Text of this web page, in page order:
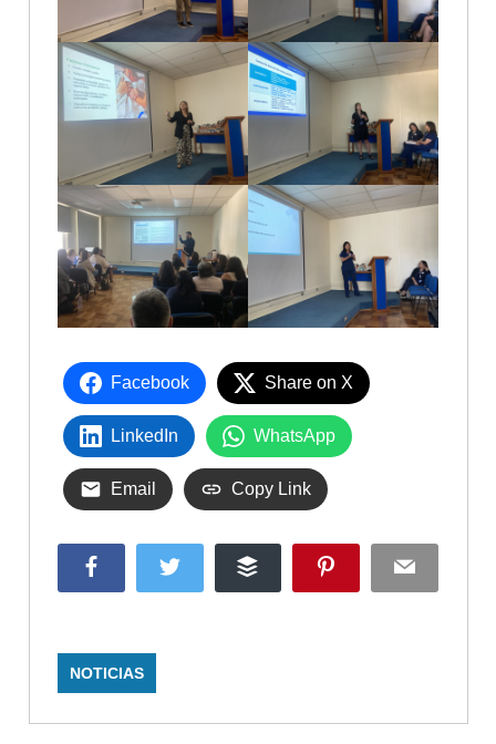
Facebook Share on X
LinkedIn WhatsApp
Email Copy Link
FacebookTwitter Buffer Pinterest Email
NOTICIAS